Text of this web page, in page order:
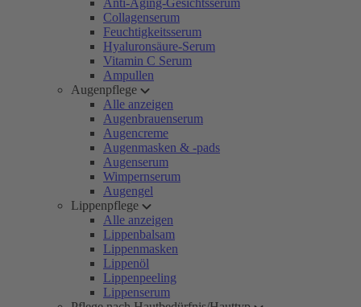
Anti-Aging-Gesichtsserum
Collagenserum
Feuchtigkeitsserum
Hyaluronsäure-Serum
Vitamin C Serum
Ampullen
Augenpflege
Alle anzeigen
Augenbrauenserum
Augencreme
Augenmasken & -pads
Augenserum
Wimpernserum
Augengel
Lippenpflege
Alle anzeigen
Lippenbalsam
Lippenmasken
Lippenöl
Lippenpeeling
Lippenserum